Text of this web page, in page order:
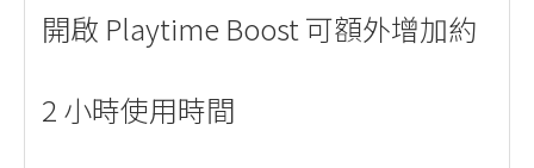
開啟 Playtime Boost 可額外增加約
2 小時使用時間